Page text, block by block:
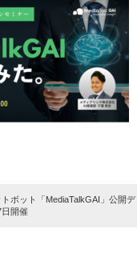
ボット「MediaTalkGAI」公開デ
開催